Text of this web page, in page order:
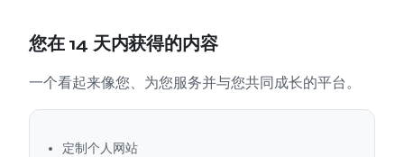
您在 14 天内获得的内容
一个看起来像您、为您服务并与您共同成长的平台。
定制个人网站